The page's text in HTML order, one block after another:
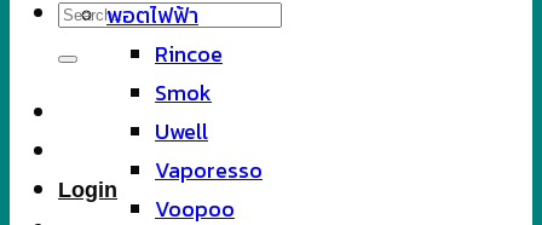
Search
for:
Login
พอตไฟฟ้า
Rincoe
Smok
Uwell
Vaporesso
Voopoo